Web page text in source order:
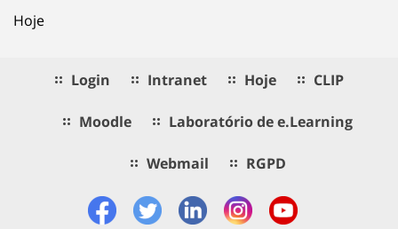
Hoje
Login Intranet Hoje CLIP
Moodle Laboratório de e.Learning
Webmail RGPD